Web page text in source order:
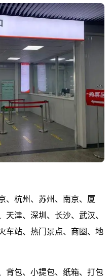
、杭州、苏州、南京、厦
天津、深圳、长沙、武汉、
车站、热门景点、商圈、地
背包、小提包、纸箱、打包